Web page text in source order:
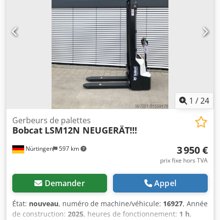
4 053 kg, 5215420 Cjdpfxozr Db Hj Ai Aorf Numéro de
série : FDA2A-5052-00236
1 /24
Nürtingen 597 km
Gerbeurs de palettes
Bobcat LSM12N NEUGERÄT!!!
3 950 €
prix fixe hors TVA
Demander Appel
État: nouveau, numéro de machine/véhicule: 16927, Année
de construction: 2025, heures de fonctionnement: 1 h,